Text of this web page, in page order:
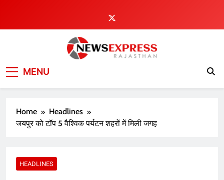
content
MENU
Home
Headlines
जयपुर को टॉप 5 वैश्विक पर्यटन शहरों में मिली जगह
HEADLINES